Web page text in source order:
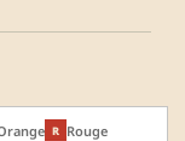
R Rouge